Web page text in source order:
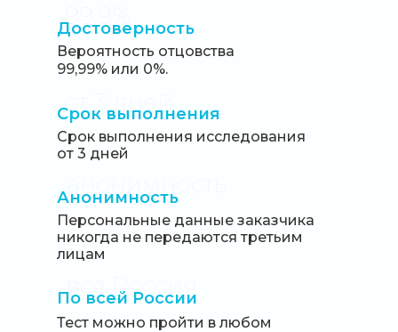
от 3 дней
вся Россия
99.9%
По всей России
Срок выполнения исследования
от 3 дней
Тест можно пройти в любом
Срок выполнения
Достоверность
Вероятность отцовства
99,99% или 0%.
Анонимность
Персональные данные заказчика
никогда не передаются третьим
лицам